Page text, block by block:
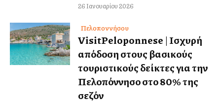
26 Ιανουαρίου 2026
Πελοποννήσου
VisitPeloponnese | Ισχυρή
απόδοση στους βασικούς
τουριστικούς δείκτες για την
Πελοπόννησο στο 80% της
σεζόν